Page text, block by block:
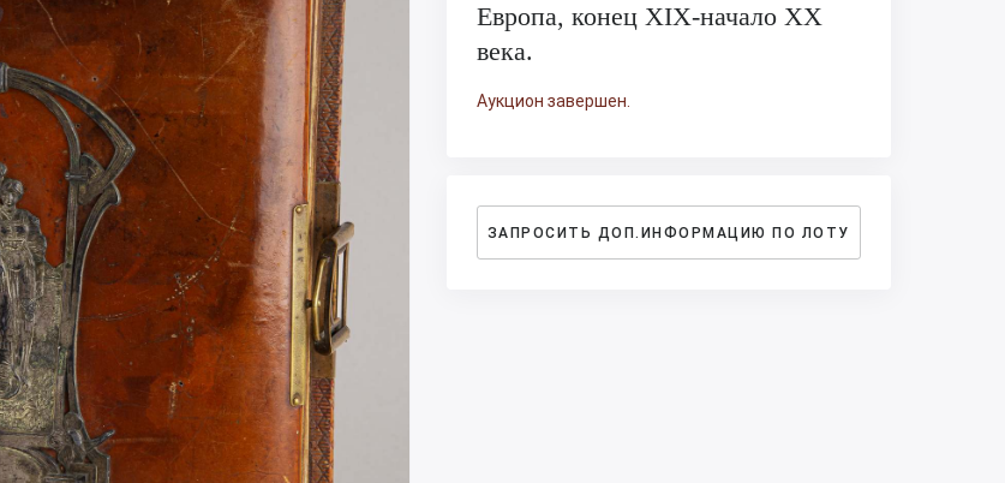
Европа, конец XIX-начало XX
века.
Аукцион завершен.
ЗАПРОСИТЬ ДОП.ИНФОРМАЦИЮ ПО ЛОТУ